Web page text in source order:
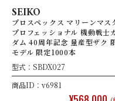
SEIKO
プロスペックス マリーンマス
プロフェッショナル 機動戦士
ダム 40周年記念 量産型ザク
モデル 限定1000本
型式：SBDX027
商品ID：v6981